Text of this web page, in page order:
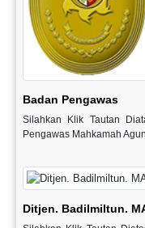
Badan Pengawas
Silahkan Klik Tautan
Pengawas Mahkamah
Ditjen. Badilmiltun.